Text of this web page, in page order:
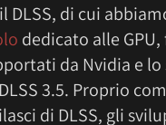
DLSS, di cui
dedicato alle
da Nvidia e lo
3.5. Proprio
di DLSS, gli